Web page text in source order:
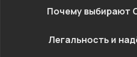
Почему выбирают
Легальность и